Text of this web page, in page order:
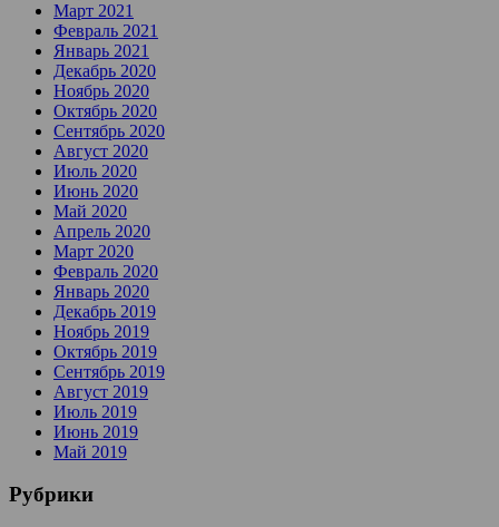
Март 2021
Февраль 2021
Январь 2021
Декабрь 2020
Ноябрь 2020
Октябрь 2020
Сентябрь 2020
Август 2020
Июль 2020
Июнь 2020
Май 2020
Апрель 2020
Март 2020
Февраль 2020
Январь 2020
Декабрь 2019
Ноябрь 2019
Октябрь 2019
Сентябрь 2019
Август 2019
Июль 2019
Июнь 2019
Май 2019
Рубрики